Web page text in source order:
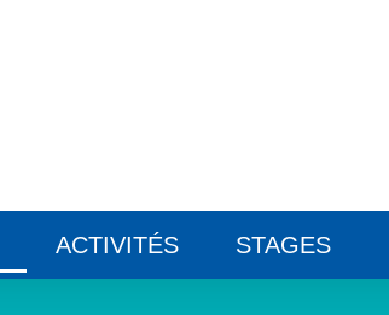
ACTIVITÉS STAGES